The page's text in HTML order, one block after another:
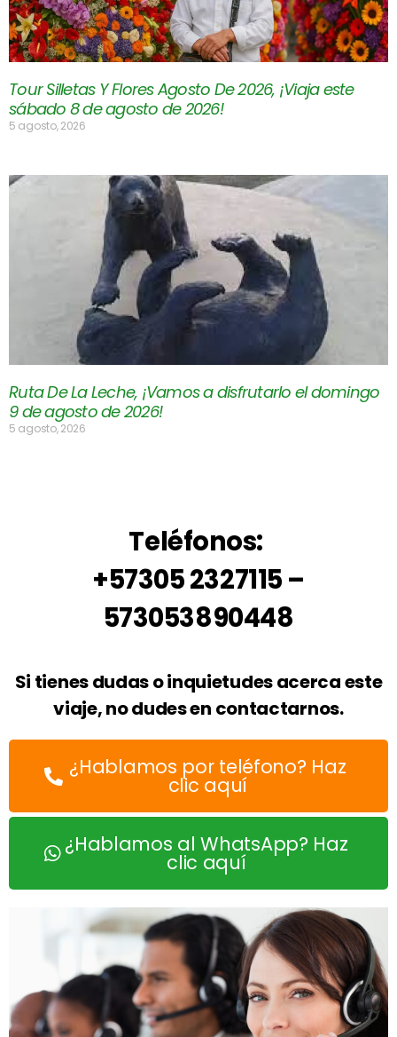
Tour Silletas Y Flores Agosto De 2026, ¡Viaja este
sábado 8 de agosto de 2026!
5 agosto, 2026
Ruta De La Leche, ¡Vamos a disfrutarlo el domingo
9 de agosto de 2026!
5 agosto, 2026
Teléfonos:
+57305 2327115 –
573053890448
Si tienes dudas o inquietudes acerca este
viaje, no dudes en contactarnos.
¿Hablamos por teléfono? Haz
clic aquí
¿Hablamos al WhatsApp? Haz
clic aquí